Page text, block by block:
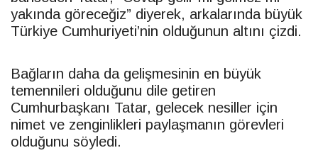
yakında göreceğiz” diyerek, arkalarında büyük
Türkiye Cumhuriyeti’nin olduğunun altını çizdi.
Bağların daha da gelişmesinin en büyük
temennileri olduğunu dile getiren
Cumhurbaşkanı Tatar, gelecek nesiller için
nimet ve zenginlikleri paylaşmanın görevleri
olduğunu söyledi.